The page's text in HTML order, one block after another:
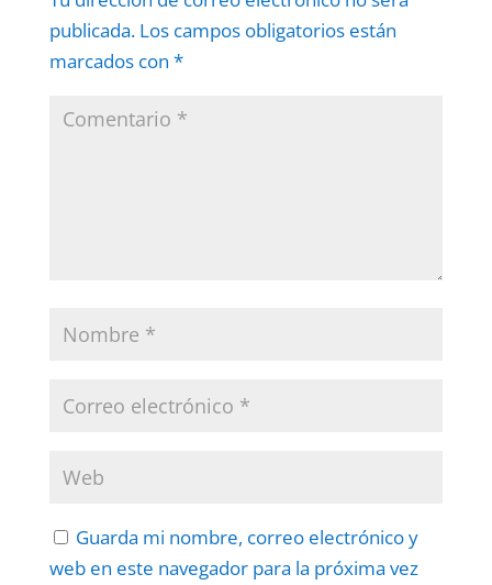
publicada. Los campos obligatorios están
marcados con *
Guarda mi nombre, correo electrónico y
web en este navegador para la próxima vez